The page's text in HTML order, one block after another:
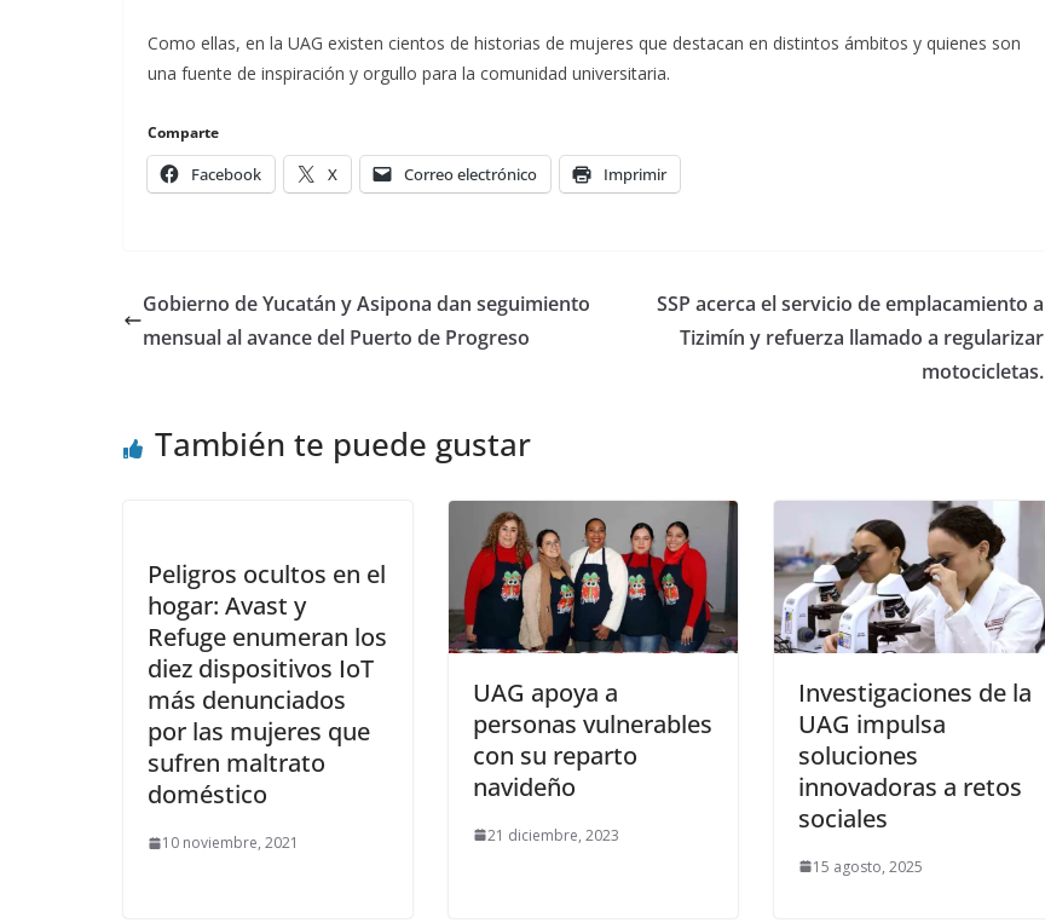
Como ellas, en la UAG existen cientos de historias de mujeres que destacan en distintos ámbitos y quienes son
una fuente de inspiración y orgullo para la comunidad universitaria.
Comparte
Facebook X Correo electrónico Imprimir
Gobierno de Yucatán y Asipona dan seguimiento
mensual al avance del Puerto de Progreso
SSP acerca el servicio de emplacamiento a
Tizimín y refuerza llamado a regularizar
motocicletas.
También te puede gustar
Peligros ocultos en el
hogar: Avast y
Refuge enumeran los
diez dispositivos IoT
más denunciados
por las mujeres que
sufren maltrato
doméstico
10 noviembre, 2021
UAG apoya a
personas vulnerables
con su reparto
navideño
21 diciembre, 2023
Investigaciones de la
UAG impulsa
soluciones
innovadoras a retos
sociales
15 agosto, 2025